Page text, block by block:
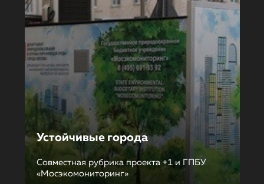
Устойчивые города
Совместная рубрика проекта +1 и ГПБУ
«Мосэкомониторинг»